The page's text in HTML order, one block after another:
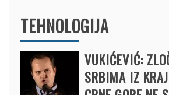
TEHNOLOGIJA
VUKIĆEVIĆ:
SRBIMA IZ